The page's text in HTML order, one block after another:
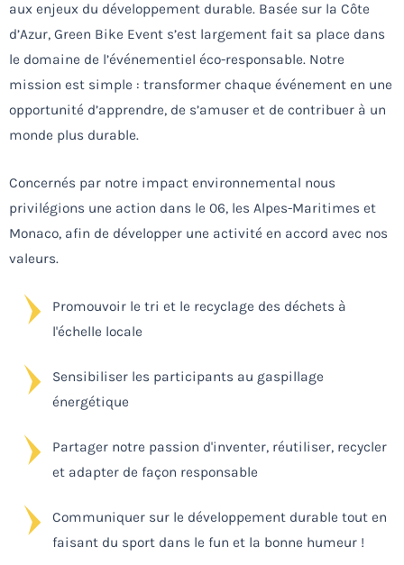
aux enjeux du développement durable. Basée sur la Côte
d’Azur, Green Bike Event s’est largement fait sa place dans
le domaine de l’événementiel éco-responsable. Notre
mission est simple : transformer chaque événement en une
opportunité d’apprendre, de s’amuser et de contribuer à un
monde plus durable.
Concernés par notre impact environnemental nous
privilégions une action dans le 06, les Alpes-Maritimes et
Monaco, afin de développer une activité en accord avec nos
valeurs.
Promouvoir le tri et le recyclage des déchets à
l'échelle locale
Sensibiliser les participants au gaspillage
énergétique
Partager notre passion d'inventer, réutiliser, recycler
et adapter de façon responsable
Communiquer sur le développement durable tout en
faisant du sport dans le fun et la bonne humeur !